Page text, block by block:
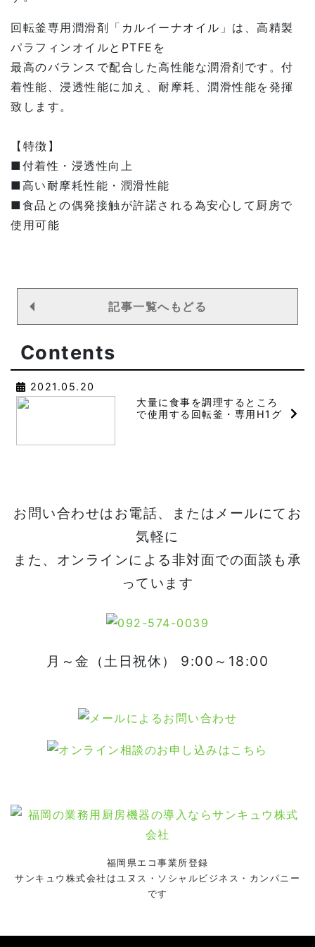
回転釜専用潤滑剤「カルイーナオイル」は、高精製
パラフィンオイルとPTFEを
最高のバランスで配合した高性能な潤滑剤です。付
着性能、浸透性能に加え、耐摩耗、潤滑性能を発揮
致します。
【特徴】
■付着性・浸透性向上
■高い耐摩耗性能・潤滑性能
■食品との偶発接触が許諾される為安心して厨房で
使用可能
記事一覧へもどる
Contents
2021.05.20
大量に食事を調理するところ
で使用する回転釜・専用H1グ
お問い合わせはお電話、またはメールにてお
気軽に
また、オンラインによる非対面での面談も承
っています
月～金（土日祝休） 9:00～18:00
福岡県エコ事業所登録
サンキュウ株式会社はユヌス・ソシャルビジネス・カンパニー
です